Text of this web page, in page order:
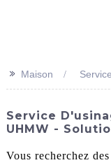
>> Maison
Service
UHMW -
Vous recherchez